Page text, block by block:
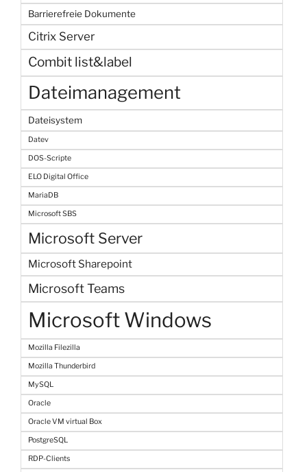
Barrierefreie Dokumente
Citrix Server
Combit list&label
Dateimanagement
Dateisystem
Datev
DOS-Scripte
ELO Digital Office
MariaDB
Microsoft SBS
Microsoft Server
Microsoft Sharepoint
Microsoft Teams
Microsoft Windows
Mozilla Filezilla
Mozilla Thunderbird
MySQL
Oracle
Oracle VM virtual Box
PostgreSQL
RDP-Clients